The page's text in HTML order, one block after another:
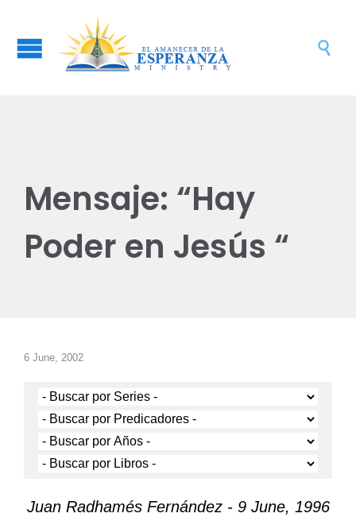

Mensaje: “Hay
Poder en Jesús “
6 June, 2002
Juan Radhamés Fernández - 9 June, 1996